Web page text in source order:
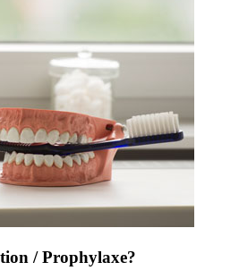
/ Prophylaxe?